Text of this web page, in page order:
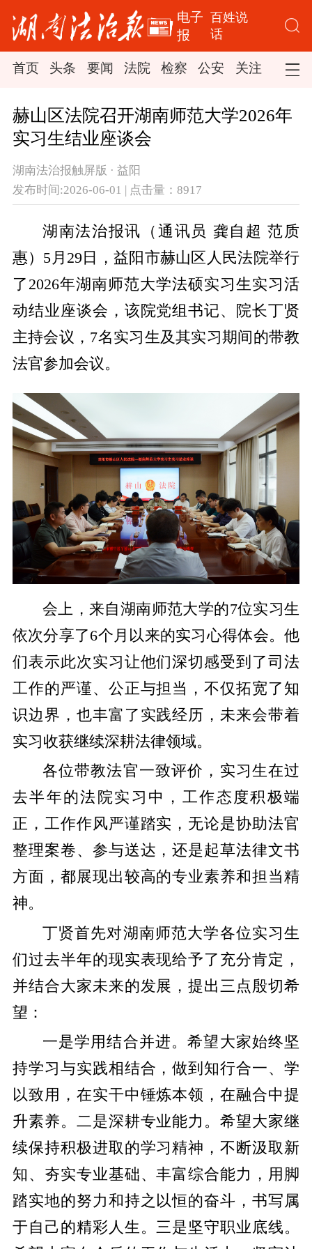
电子
报
百姓说
话
首页 头条 要闻 法院 检察 公安 关注 司法
赫山区法院召开湖南师范大学2026年
实习生结业座谈会
湖南法治报触屏版 · 益阳
发布时间:2026-06-01 | 点击量：8917
湖南法治报讯（通讯员 龚自超 范质
惠）5月29日，益阳市赫山区人民法院举行
了2026年湖南师范大学法硕实习生实习活
动结业座谈会，该院党组书记、院长丁贤
主持会议，7名实习生及其实习期间的带教
法官参加会议。
会上，来自湖南师范大学的7位实习生
依次分享了6个月以来的实习心得体会。他
们表示此次实习让他们深切感受到了司法
工作的严谨、公正与担当，不仅拓宽了知
识边界，也丰富了实践经历，未来会带着
实习收获继续深耕法律领域。
各位带教法官一致评价，实习生在过
去半年的法院实习中，工作态度积极端
正，工作作风严谨踏实，无论是协助法官
整理案卷、参与送达，还是起草法律文书
方面，都展现出较高的专业素养和担当精
神。
丁贤首先对湖南师范大学各位实习生
们过去半年的现实表现给予了充分肯定，
并结合大家未来的发展，提出三点殷切希
望：
一是学用结合并进。希望大家始终坚
持学习与实践相结合，做到知行合一、学
以致用，在实干中锤炼本领，在融合中提
升素养。二是深耕专业能力。希望大家继
续保持积极进取的学习精神，不断汲取新
知、夯实专业基础、丰富综合能力，用脚
踏实地的努力和持之以恒的奋斗，书写属
于自己的精彩人生。三是坚守职业底线。